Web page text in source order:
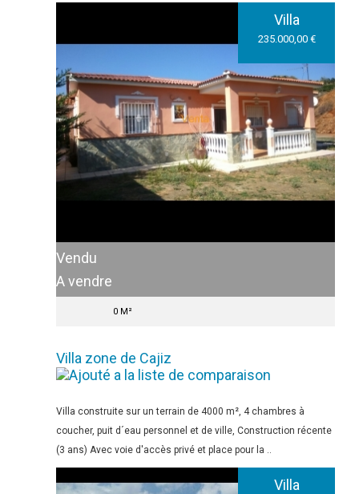
Vendu
A vendre
Villa
235.000,00 €
0 M²
Villa zone de Cajiz
Villa construite sur un terrain de 4000 m², 4 chambres à
coucher, puit d´eau personnel et de ville, Construction récente
(3 ans) Avec voie d'accès privé et place pour la ..
Villa